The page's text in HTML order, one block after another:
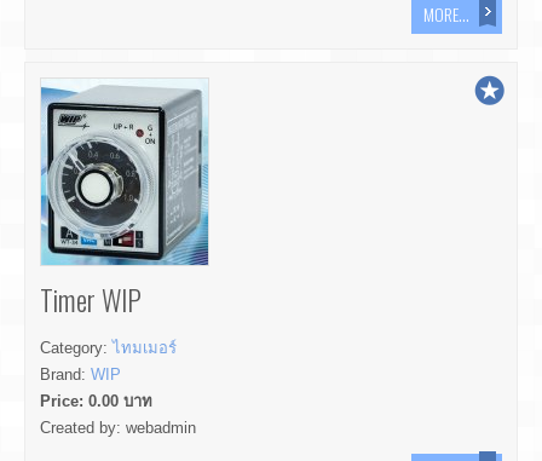
MORE...
Timer WIP
Category:ไทมเมอร์
Brand: WIP
Price: 0.00 บาท
Created by: webadmin